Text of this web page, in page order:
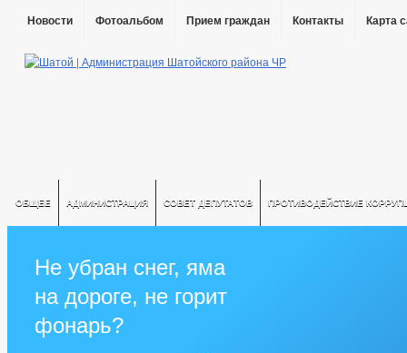
Новости Фотоальбом Прием граждан Контакты Карта
ОБЩЕЕ АДМИНИСТРАЦИЯ СОВЕТ ДЕПУТАТОВ ПРОТИВОДЕЙСТВИЕ
Не убран снег, яма
на дороге, не горит
фонарь?